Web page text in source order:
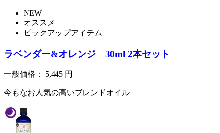
NEW
オススメ
ピックアップアイテム
ラベンダー&オレンジ 30ml 2本セット
一般価格： 5,445 円
今もなお人気の高いブレンドオイル